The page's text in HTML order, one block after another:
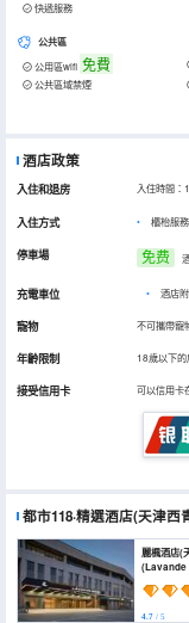
快遞服務
公共區
公用區wifi 免費
公共區域禁煙
酒店政策
入住和退房 入住時間
入住方式 櫃枱服
停車場 免费
充電車位 • 酒店
寵物 不可攜帶寵
年齡限制 18歲以下的
接受信用卡 可以信用卡
都市118·精選酒店(天津西
麗楓酒店(
(Lavande
University
4.7 / 5